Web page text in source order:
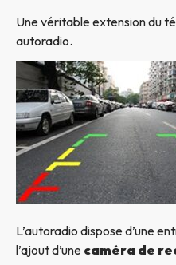
Une véritable extension du
autoradio.
L’autoradio dispose d’une
l’ajout d’une caméra de